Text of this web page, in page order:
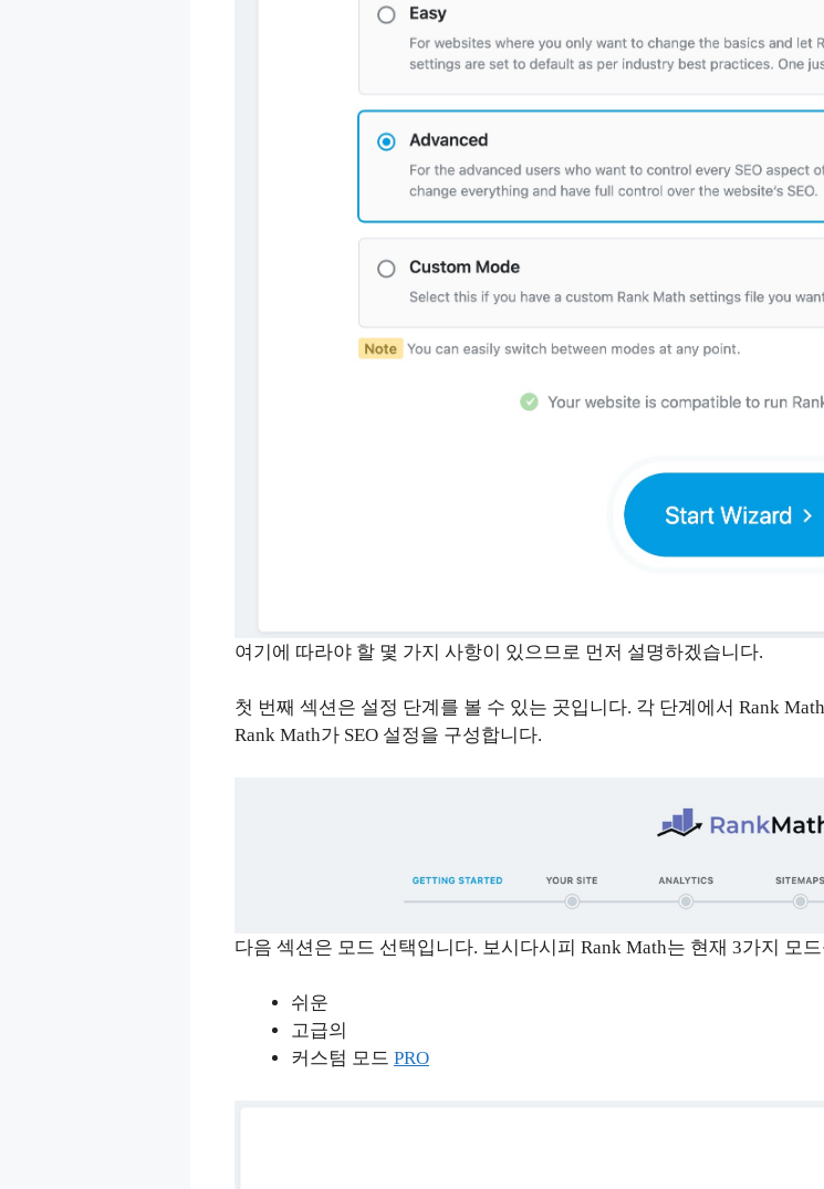
여기에 따라야 할 몇 가지 사항이 있으므로 먼저 설명하겠습니다.
첫 번째 섹션은 설정 단계를 볼 수 있는 곳입니다. 각 단계에서 Rank
Rank Math가 SEO 설정을 구성합니다.
다음 섹션은 모드 선택입니다. 보시다시피 Rank Math는 현재 3가지 모
쉬운
고급의
커스텀 모드 PRO